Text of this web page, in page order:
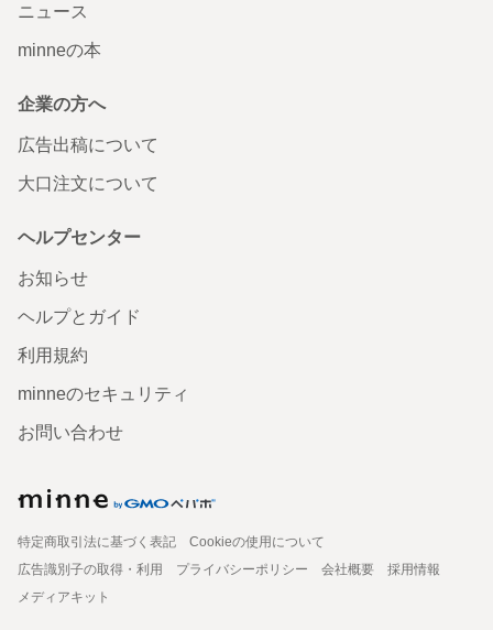
ニュース
minneの本
企業の方へ
広告出稿について
大口注文について
ヘルプセンター
お知らせ
ヘルプとガイド
利用規約
minneのセキュリティ
お問い合わせ
特定商取引法に基づく表記
Cookieの使用について
広告識別子の取得・利用
プライバシーポリシー 会社概要
採用情報
メディアキット